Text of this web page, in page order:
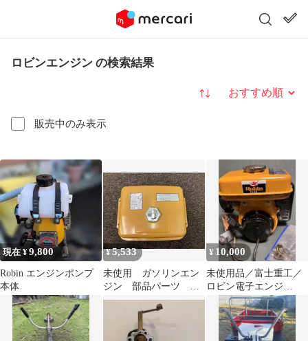
ロビンエンジン の検索結果
販売中のみ表示
並び替え
現在 ¥9,800
Robin エンジンポンプ
本体
¥5,533
未使用 ガソリンエン
ジン 部品パーツ 燃
料タンク ロビン ロビ
ンエンジン
¥ 10,000
未使用品／富士重工／
ロビン電子エンジ
ン/ECO8D/自動車整備
士学校未組立部品有